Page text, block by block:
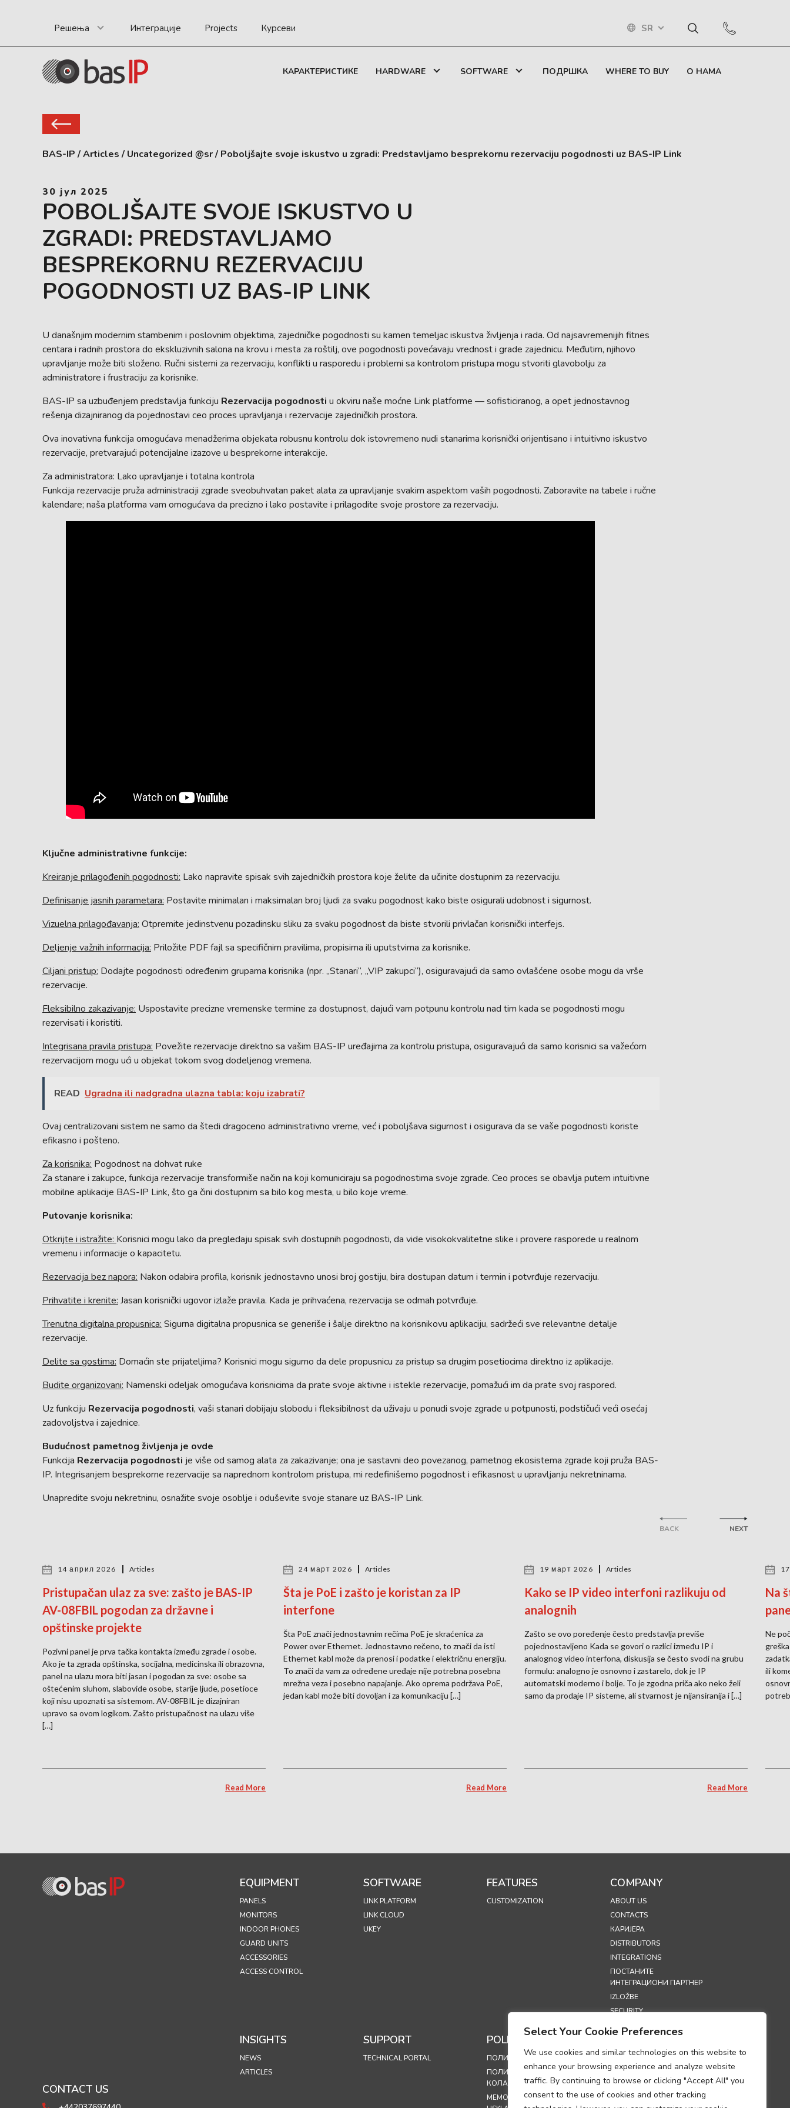
Select Your Cookie Preferences
We use cookies and similar technologies on this website to
enhance your browsing experience and analyze website
traffic. By continuing to browse or clicking "Accept All" you
consent to the use of cookies and other tracking
Решења Интеграције Projects Курсеви SR
КАРАКТЕРИСТИКЕ HARDWARE SOFTWARE ПОДРШКА WHERE TO BUY О НАМА
BAS-IP /Articles / Uncategorized @sr/ Poboljšajte svoje iskustvo u zgradi: Predstavljamo besprekornu rezervaciju pogodnosti uz BAS-IP Link
30 јул 2025
POBOLJŠAJTE SVOJE ISKUSTVO U
ZGRADI: PREDSTAVLJAMO
BESPREKORNU REZERVACIJU
POGODNOSTI UZ BAS-IP LINK
U današnjim modernim stambenim i poslovnim objektima, zajedničke pogodnosti su kamen temeljac iskustva življenja i rada. Od najsavremenijih fitnes
centara i radnih prostora do ekskluzivnih salona na krovu i mesta za roštilj, ove pogodnosti povećavaju vrednost i grade zajednicu. Međutim, njihovo
upravljanje može biti složeno. Ručni sistemi za rezervaciju, konflikti u rasporedu i problemi sa kontrolom pristupa mogu stvoriti glavobolju za
administratore i frustraciju za korisnike.
BAS-IP sa uzbuđenjem predstavlja funkciju Rezervacija pogodnosti u okviru naše moćne Link platforme — sofisticiranog, a opet jednostavnog
rešenja dizajniranog da pojednostavi ceo proces upravljanja i rezervacije zajedničkih prostora.
Ova inovativna funkcija omogućava menadžerima objekata robusnu kontrolu dok istovremeno nudi stanarima korisnički orijentisano i intuitivno iskustvo
rezervacije, pretvarajući potencijalne izazove u besprekorne interakcije.
Za administratora: Lako upravljanje i totalna kontrola
Funkcija rezervacije pruža administraciji zgrade sveobuhvatan paket alata za upravljanje svakim aspektom vaših pogodnosti. Zaboravite na tabele i ručne
kalendare; naša platforma vam omogućava da precizno i lako postavite i prilagodite svoje prostore za rezervaciju.
Ključne administrativne funkcije:
Kreiranje prilagođenih pogodnosti: Lako napravite spisak svih zajedničkih prostora koje želite da učinite dostupnim za rezervaciju.
Definisanje jasnih parametara: Postavite minimalan i maksimalan broj ljudi za svaku pogodnost kako biste osigurali udobnost i sigurnost.
Vizuelna prilagođavanja: Otpremite jedinstvenu pozadinsku sliku za svaku pogodnost da biste stvorili privlačan korisnički interfejs.
Deljenje važnih informacija: Priložite PDF fajl sa specifičnim pravilima, propisima ili uputstvima za korisnike.
Ciljani pristup: Dodajte pogodnosti određenim grupama korisnika (npr. „Stanari“, „VIP zakupci“), osiguravajući da samo ovlašćene osobe mogu da vrše
rezervacije.
Fleksibilno zakazivanje: Uspostavite precizne vremenske termine za dostupnost, dajući vam potpunu kontrolu nad tim kada se pogodnosti mogu
rezervisati i koristiti.
Integrisana pravila pristupa: Povežite rezervacije direktno sa vašim BAS-IP uređajima za kontrolu pristupa, osiguravajući da samo korisnici sa važećom
rezervacijom mogu ući u objekat tokom svog dodeljenog vremena.
READ Ugradna ili nadgradna ulazna tabla: koju izabrati?
Ovaj centralizovani sistem ne samo da štedi dragoceno administrativno vreme, već i poboljšava sigurnost i osigurava da se vaše pogodnosti koriste
efikasno i pošteno.
Za korisnika: Pogodnost na dohvat ruke
Za stanare i zakupce, funkcija rezervacije transformiše način na koji komuniciraju sa pogodnostima svoje zgrade. Ceo proces se obavlja putem intuitivne
mobilne aplikacije BAS-IP Link, što ga čini dostupnim sa bilo kog mesta, u bilo koje vreme.
Putovanje korisnika:
Otkrijte i istražite: Korisnici mogu lako da pregledaju spisak svih dostupnih pogodnosti, da vide visokokvalitetne slike i provere rasporede u realnom
vremenu i informacije o kapacitetu.
Rezervacija bez napora: Nakon odabira profila, korisnik jednostavno unosi broj gostiju, bira dostupan datum i termin i potvrđuje rezervaciju.
Prihvatite i krenite: Jasan korisnički ugovor izlaže pravila. Kada je prihvaćena, rezervacija se odmah potvrđuje.
Trenutna digitalna propusnica: Sigurna digitalna propusnica se generiše i šalje direktno na korisnikovu aplikaciju, sadržeći sve relevantne detalje
rezervacije.
Delite sa gostima: Domaćin ste prijateljima? Korisnici mogu sigurno da dele propusnicu za pristup sa drugim posetiocima direktno iz aplikacije.
Budite organizovani: Namenski odeljak omogućava korisnicima da prate svoje aktivne i istekle rezervacije, pomažući im da prate svoj raspored.
Uz funkciju Rezervacija pogodnosti, vaši stanari dobijaju slobodu i fleksibilnost da uživaju u ponudi svoje zgrade u potpunosti, podstičući veći osećaj
zadovoljstva i zajednice.
Budućnost pametnog življenja je ovde
Funkcija Rezervacija pogodnosti je više od samog alata za zakazivanje; ona je sastavni deo povezanog, pametnog ekosistema zgrade koji pruža BAS-
IP. Integrisanjem besprekorne rezervacije sa naprednom kontrolom pristupa, mi redefinišemo pogodnost i efikasnost u upravljanju nekretninama.
Unapredite svoju nekretninu, osnažite svoje osoblje i oduševite svoje stanare uz BAS-IP Link.
BACK
14 април 2026 Articles
Pristupačan ulaz za sve: zašto je BAS-IP
AV-08FBIL pogodan za državne i
opštinske projekte
Pozivni panel je prva tačka kontakta između zgrade i osobe.
Ako je ta zgrada opštinska, socijalna, medicinska ili obrazovna,
panel na ulazu mora biti jasan i pogodan za sve: osobe sa
oštećenim sluhom, slabovide osobe, starije ljude, posetioce
koji nisu upoznati sa sistemom. AV-08FBIL je dizajniran
upravo sa ovom logikom. Zašto pristupačnost na ulazu više
[…]
Read More
24 март 2026 Articles
Šta je PoE i zašto je koristan za IP
interfone
Šta PoE znači jednostavnim rečima PoE je skraćenica za
Power over Ethernet. Jednostavno rečeno, to znači da isti
Ethernet kabl može da prenosi i podatke i električnu energiju.
To znači da vam za određene uređaje nije potrebna posebna
mrežna veza i posebno napajanje. Ako oprema podržava PoE,
jedan kabl može biti dovoljan i za komunikaciju […]
Read More
19 март 2026 Articles
Kako se IP video interfoni razlikuju od
analognih
Zašto se ovo poređenje često predstavlja previše
pojednostavljeno Kada se govori o razlici između IP i
analognog video interfona, diskusija se često svodi na grubu
formulu: analogno je osnovno i zastarelo, dok je IP
automatski moderno i bolje. To je zgodna priča ako neko želi
samo da prodaje IP sisteme, ali stvarnost je nijansiranija i […]
Read More
Na
Ne
ili
NEXT
CONTACT US
EQUIPMENT
PANELS
MONITORS
INDOOR PHONES
GUARD UNITS
ACCESSORIES
ACCESS CONTROL
SOFTWARE
LINK PLATFORM
LINK CLOUD
UKEY
FEATURES
CUSTOMIZATION
COMPANY
ABOUT US
CONTACTS
КАРИЈЕРА
DISTRIBUTORS
INTEGRATIONS
ПОСТАНИТЕ
ИНТЕГРАЦИОНИ ПАРТНЕР
IZLOŽBE
SECURITY
INSIGHTS
NEWS
ARTICLES
SUPPORT
TECHNICAL PORTAL
POLICIES
ПОЛИТИКА ПРИВАТНОСТИ
ПОЛИТИКА О
КОЛАЧИЋИМА
MEMORANDUM O